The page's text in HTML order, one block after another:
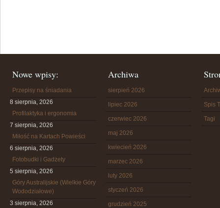
Nowe wpisy:
Przepisy na śniadania
8 sierpnia, 2026
Profilaktyka i ergonomia
7 sierpnia, 2026
Miłość na Kartach Powieści
6 sierpnia, 2026
Fotobudki i Gadżety
5 sierpnia, 2026
Góry Australijskie (Wielkie Góry
Wododziałowe)
3 sierpnia, 2026
Archiwa
sierpień 2026
lipiec 2026
czerwiec 2026
maj 2026
kwiecień 2026
marzec 2026
luty 2026
styczeń 2026
grudzień 2025
Spis
Tagi